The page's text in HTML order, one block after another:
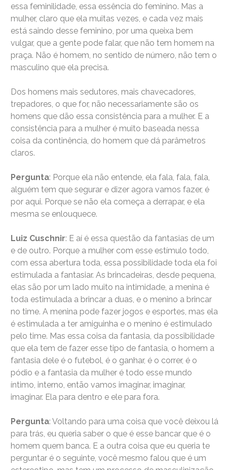
essa feminilidade, essa essência do feminino. Mas a
mulher, claro que ela muitas vezes, e cada vez mais
está saindo desse feminino, por uma queixa bem
vulgar, que a gente pode falar, que não tem homem na
praça. Não é homem, no sentido de número, não tem o
masculino que ela precisa.
Dos homens mais sedutores, mais chavecadores,
trepadores, o que for, não necessariamente são os
homens que dão essa consistência para a mulher. E a
consistência para a mulher é muito baseada nessa
coisa da continência, do homem que dá parâmetros
claros.
Pergunta: Porque ela não entende, ela fala, fala, fala,
alguém tem que segurar e dizer agora vamos fazer, é
por aqui. Porque se não ela começa a derrapar, e ela
mesma se enlouquece.
Luiz Cuschnir: E aí é essa questão da fantasias de um
e de outro. Porque a mulher com esse estímulo todo,
com essa abertura toda, essa possibilidade toda ela foi
estimulada a fantasiar. As brincadeiras, desde pequena,
elas são por um lado muito na intimidade, a menina é
toda estimulada a brincar a duas, e o menino a brincar
no time. A menina pode fazer jogos e esportes, mas ela
é estimulada a ter amiguinha e o menino é estimulado
pelo time. Mas essa coisa da fantasia, da possibilidade
que ela tem de fazer esse tipo de fantasia, o homem a
fantasia dele é o futebol, é o ganhar, é o correr, é o
pódio e a fantasia da mulher é todo esse mundo
íntimo, interno, então vamos imaginar, imaginar,
imaginar. Ela para dentro e ele para fora.
Pergunta: Voltando para uma coisa que você deixou lá
para trás, eu queria saber o que é esse bancar que é o
homem quem banca. E a outra coisa que eu queria te
perguntar é o seguinte, você mesmo falou que é um